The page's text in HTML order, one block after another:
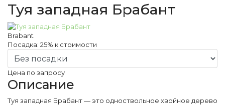
Туя западная Брабант
Brabant
Посадка: 25% к стоимости
Цена по запросу
Описание
Туя западная Брабант — это одноствольное хвойное дерево